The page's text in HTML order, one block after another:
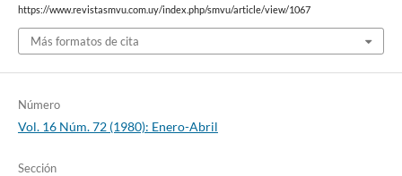
https://www.revistasmvu.com.uy/index.php/smvu/article/view/1067
Más formatos de cita
Número
Vol. 16 Núm. 72 (1980): Enero-Abril
Sección